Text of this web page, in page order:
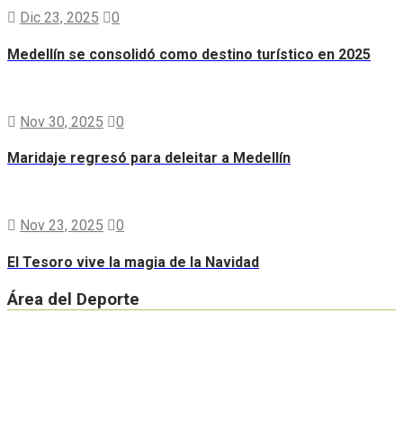
Dic 23, 2025 0
Medellín se consolidó como destino turístico en 2025
Nov 30, 2025 0
Maridaje regresó para deleitar a Medellín
Nov 23, 2025 0
El Tesoro vive la magia de la Navidad
Área del Deporte